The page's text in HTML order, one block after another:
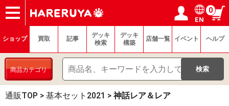
ショップ
買取
記事
デッキ検索
デッキ構築
選手一覧
店舗一覧
イベント
ヘルプ
お問い合わせ ログイン／会員登録
マイページ
EN
0
ショップ 買取 記事
デッキ
検索
デッキ
構築
店舗一覧 イベント ヘルプ
商品カテゴリ
通販TOP > 基本セット2021 > 神話レア＆レア